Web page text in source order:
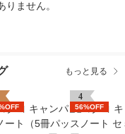
ません。
もっと見る
4
56%OFF